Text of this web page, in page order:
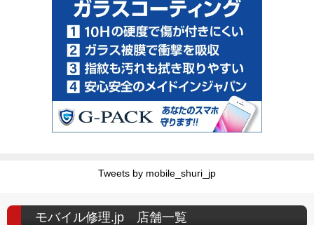
Tweets by mobile_shuri_jp
モバイル修理.jp 店舗一覧